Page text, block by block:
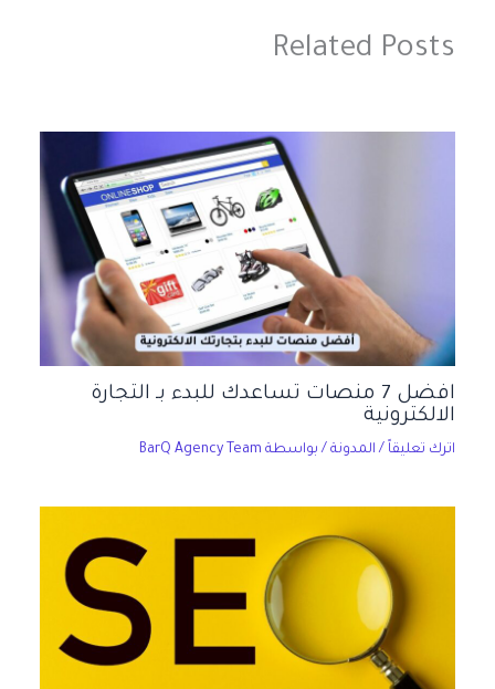
Related Posts
افضل 7 منصات تساعدك للبدء بـ التجارة
الالكترونية
اترك تعليقاً / المدونة / بواسطة BarQ Agency Team